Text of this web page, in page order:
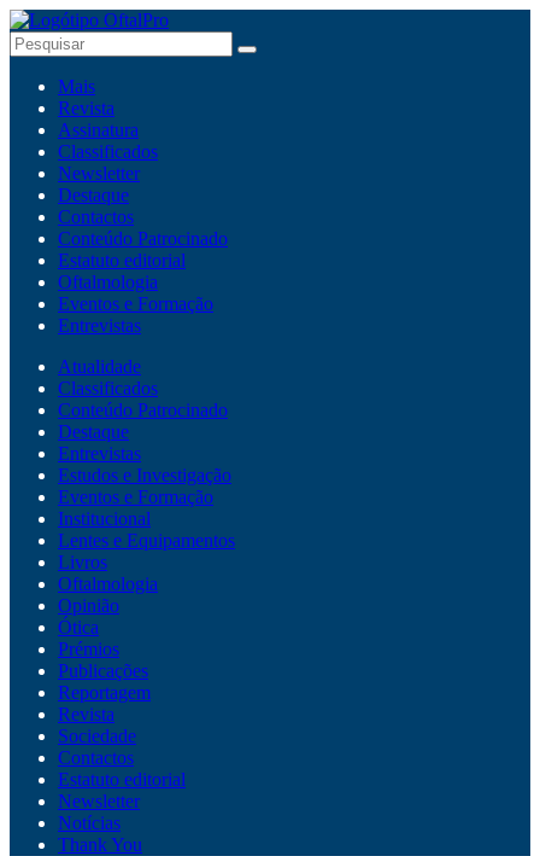
Mais
Revista
Assinatura
Classificados
Newsletter
Destaque
Contactos
Conteúdo Patrocinado
Estatuto editorial
Oftalmologia
Eventos e Formação
Entrevistas
Atualidade
Classificados
Conteúdo Patrocinado
Destaque
Entrevistas
Estudos e Investigação
Eventos e Formação
Institucional
Lentes e Equipamentos
Livros
Oftalmologia
Opinião
Ótica
Prémios
Publicações
Reportagem
Revista
Sociedade
Contactos
Estatuto editorial
Newsletter
Notícias
Thank You